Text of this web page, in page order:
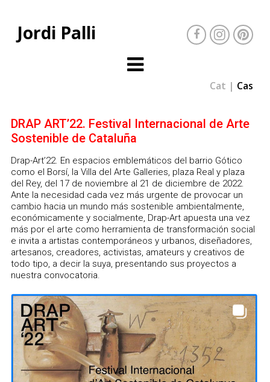
Jordi Palli
Cat Cas
DRAP ART’22. Festival Internacional de Arte
Sostenible de Cataluña
Drap-Art’22. En espacios emblemáticos del barrio Gótico
como el Borsí, la Villa del Arte Galleries, plaza Real y plaza
del Rey, del 17 de noviembre al 21 de diciembre de 2022.
Ante la necesidad cada vez más urgente de provocar un
cambio hacia un mundo más sostenible ambientalmente,
económicamente y socialmente, Drap-Art apuesta una vez
más por el arte como herramienta de transformación social
e invita a artistas contemporáneos y urbanos, diseñadores,
artesanos, creadores, activistas, amateurs y creativos de
todo tipo, a decir la suya, presentando sus proyectos a
nuestra convocatoria.